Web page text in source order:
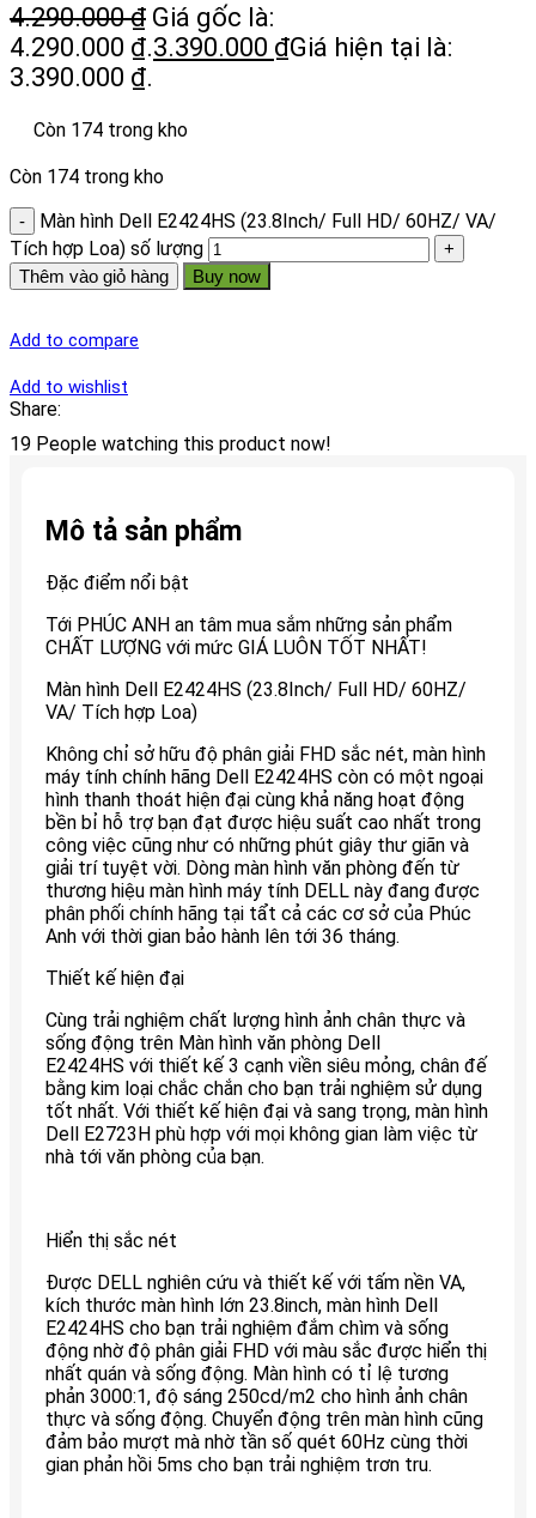
4.290.000₫ Giá gốc là:
4.290.000 ₫.3.390.000 ₫Giá hiện tại là:
3.390.000 ₫.
Còn 174 trong kho
Còn 174 trong kho
Màn hình Dell E2424HS (23.8Inch/ Full HD/ 60HZ/ VA/
Tích hợp Loa) số lượng
Thêm vào giỏ hàng Buy now
Add to compare
Add to wishlist
Share:
19 People watching this product now!
Mô tả sản phẩm
Đặc điểm nổi bật
Tới PHÚC ANH an tâm mua sắm những sản phẩm
CHẤT LƯỢNG với mức GIÁ LUÔN TỐT NHẤT!
Màn hình Dell E2424HS (23.8Inch/ Full HD/ 60HZ/
VA/ Tích hợp Loa)
Không chỉ sở hữu độ phân giải FHD sắc nét, màn hình
máy tính chính hãng Dell E2424HS còn có một ngoại
hình thanh thoát hiện đại cùng khả năng hoạt động
bền bỉ hỗ trợ bạn đạt được hiệu suất cao nhất trong
công việc cũng như có những phút giây thư giãn và
giải trí tuyệt vời. Dòng màn hình văn phòng đến từ
thương hiệu màn hình máy tính DELL này đang được
phân phối chính hãng tại tẩt cả các cơ sở của Phúc
Anh với thời gian bảo hành lên tới 36 tháng.
Thiết kế hiện đại
Cùng trải nghiệm chất lượng hình ảnh chân thực và
sống động trên Màn hình văn phòng Dell
E2424HS với thiết kế 3 cạnh viền siêu mỏng, chân đế
bằng kim loại chắc chắn cho bạn trải nghiệm sử dụng
tốt nhất. Với thiết kế hiện đại và sang trọng, màn hình
Dell E2723H phù hợp với mọi không gian làm việc từ
nhà tới văn phòng của bạn.
Hiển thị sắc nét
Được DELL nghiên cứu và thiết kế với tấm nền VA,
kích thước màn hình lớn 23.8inch, màn hình Dell
E2424HS cho bạn trải nghiệm đắm chìm và sống
động nhờ độ phân giải FHD với màu sắc được hiển thị
nhất quán và sống động. Màn hình có tỉ lệ tương
phản 3000:1, độ sáng 250cd/m2 cho hình ảnh chân
thực và sống động. Chuyển động trên màn hình cũng
đảm bảo mượt mà nhờ tần số quét 60Hz cùng thời
gian phản hồi 5ms cho bạn trải nghiệm trơn tru.